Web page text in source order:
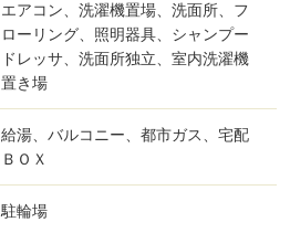
エアコン、洗濯機置場、洗面所、フ
ローリング、照明器具、シャンプー
ドレッサ、洗面所独立、室内洗濯機
置き場
給湯、バルコニー、都市ガス、宅配
ＢＯＸ
駐輪場